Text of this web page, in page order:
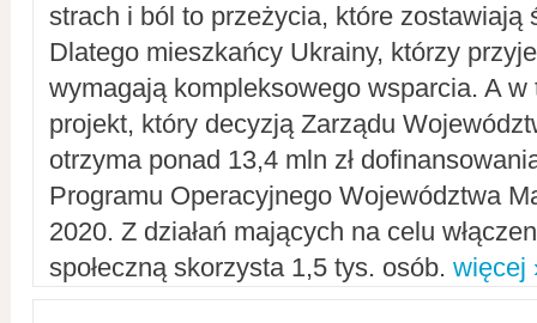
strach i ból to przeżycia, które zostawiają
Dlatego mieszkańcy Ukrainy, którzy
wymagają kompleksowego wsparcia. A w
projekt, który decyzją Zarządu
otrzyma ponad 13,4 mln zł
Programu Operacyjnego Województwa
2020. Z działań mających na celu
społeczną skorzysta 1,5 tys. osób. więcej